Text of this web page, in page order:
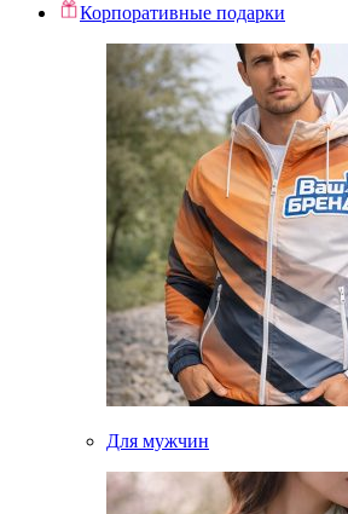
Корпоративные подарки
Для мужчин